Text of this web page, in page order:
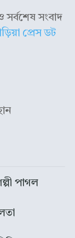
সর্বশেষ সংবাদ
প্রেস ডট
পাগল